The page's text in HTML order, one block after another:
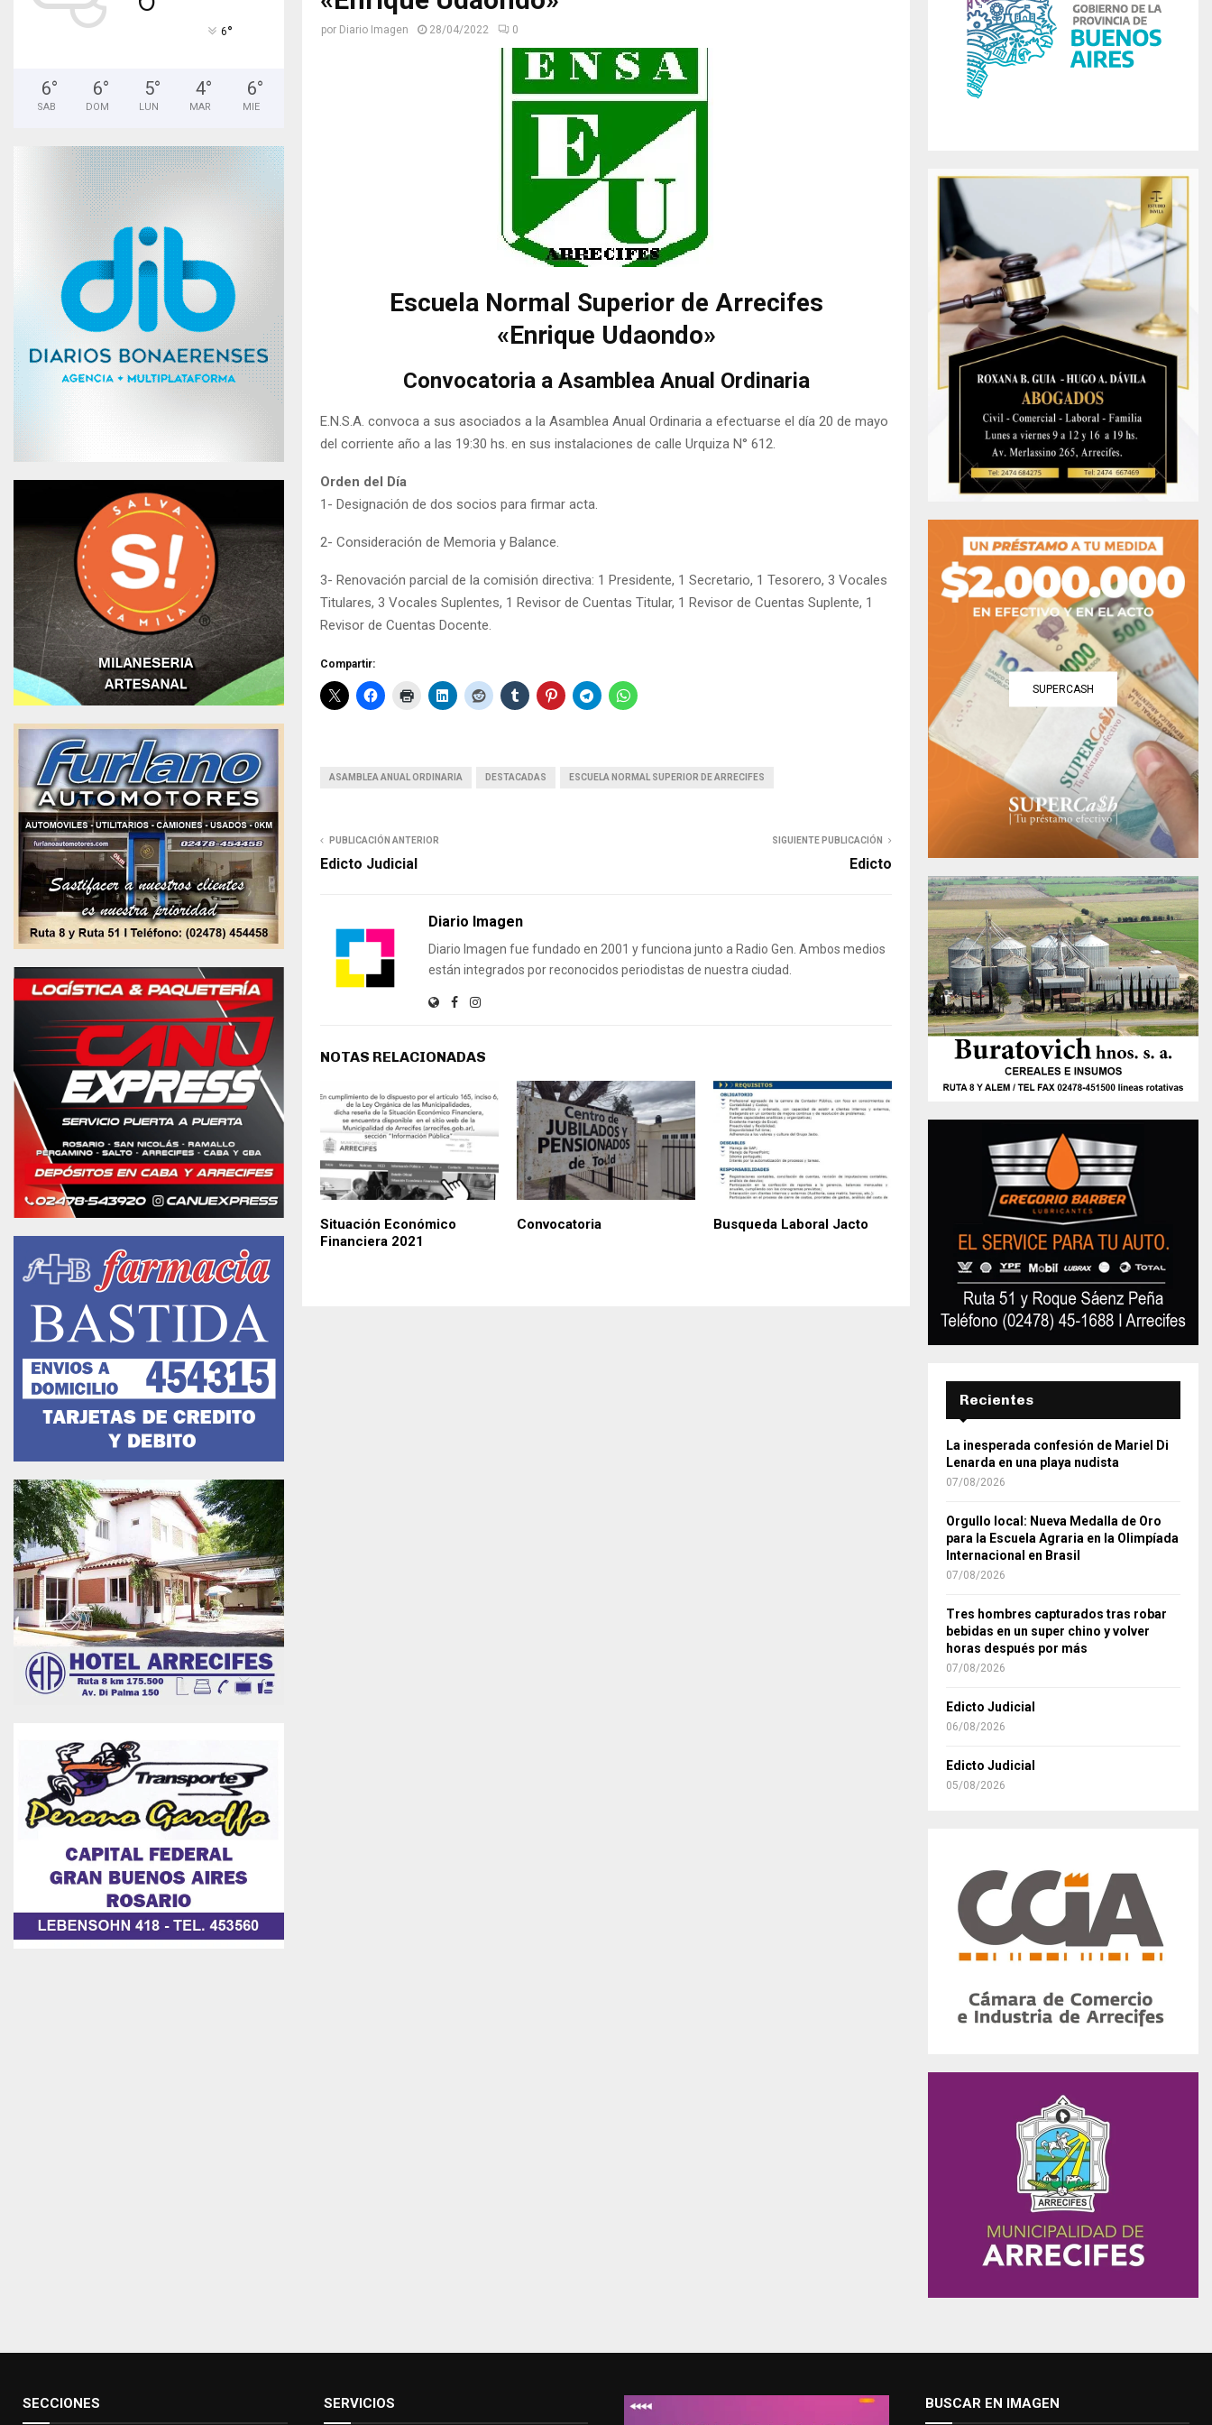
por Diario Imagen 28/04/2022 0
Escuela Normal Superior de Arrecifes
«Enrique Udaondo»
Convocatoria a Asamblea Anual Ordinaria
E.N.S.A. convoca a sus asociados a la Asamblea Anual Ordinaria a efectuarse el día 20 de mayo
del corriente año a las 19:30 hs. en sus instalaciones de calle Urquiza N° 612.
Orden del Día
1- Designación de dos socios para firmar acta.
2- Consideración de Memoria y Balance.
3- Renovación parcial de la comisión directiva: 1 Presidente, 1 Secretario, 1 Tesorero, 3 Vocales
Titulares, 3 Vocales Suplentes, 1 Revisor de Cuentas Titular, 1 Revisor de Cuentas Suplente, 1
Revisor de Cuentas Docente.
Compartir:
ASAMBLEA ANUAL ORDINARIA DESTACADAS ESCUELA NORMAL SUPERIOR DE ARRECIFES
PUBLICACIÓN ANTERIOR
Edicto Judicial
SIGUIENTE PUBLICACIÓN
Edicto
Diario Imagen
Diario Imagen fue fundado en 2001 y funciona junto a Radio Gen. Ambos medios
están integrados por reconocidos periodistas de nuestra ciudad.
NOTAS RELACIONADAS
Situación Económico
Financiera 2021
Convocatoria Busqueda Laboral Jacto
6°
6°
SAB
6°
DOM
5°
LUN
4°
MAR
6°
MIE
R
C
SUPERCASH
Recientes
La inesperada confesión de Mariel Di
Lenarda en una playa nudista
07/08/2026
Orgullo local: Nueva Medalla de Oro
para la Escuela Agraria en la Olimpíada
Internacional en Brasil
07/08/2026
Tres hombres capturados tras robar
bebidas en un super chino y volver
horas después por más
07/08/2026
Edicto Judicial
06/08/2026
Edicto Judicial
05/08/2026
SECCIONES SERVICIOS BUSCAR EN IMAGEN